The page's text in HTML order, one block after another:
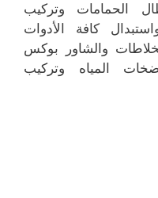
الحمامات وتركيب
كافة الأدوات
والشاور بوكس
المياه وتركيب